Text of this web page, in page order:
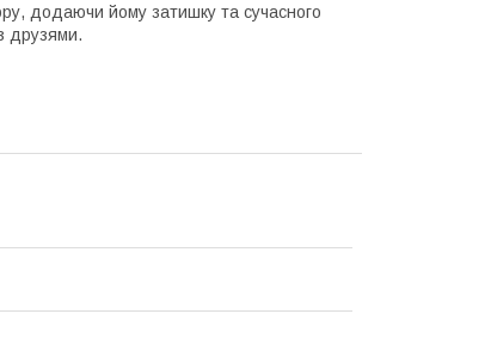
додаючи йому затишку та сучасного
друзями.